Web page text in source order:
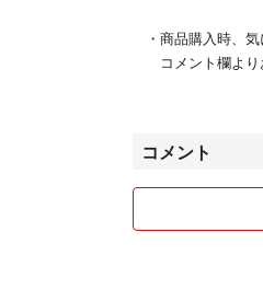
・商品購入時、
コメント欄より
（1000円以下の
・購入後のお値
購入前にコメン
コメント